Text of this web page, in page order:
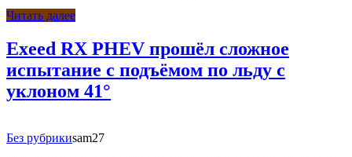
Читать далее
Exeed RX PHEV прошёл сложное
испытание с подъёмом по льду с
уклоном 41°
Без рубрикиsam27